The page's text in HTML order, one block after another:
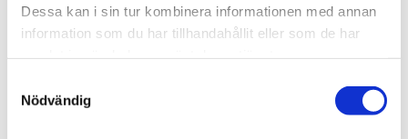
Dessa kan i sin tur kombinera informationen med annan
information som du har tillhandahållit eller som de har
Nödvändig
Allmänt